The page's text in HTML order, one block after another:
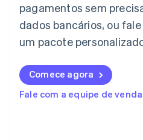
pagamentos sem
dados bancários, ou
um pacote
Comece agora
Fale com a equipe de
日本語English
Letônia
Liechtenstein
Lituânia
English
Luxemburgo